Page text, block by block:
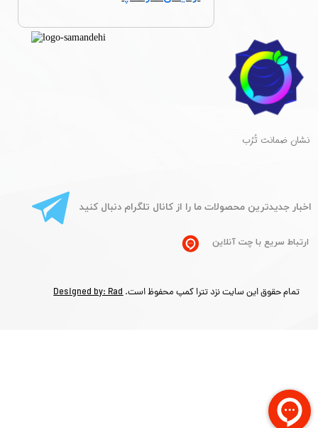
تمام حقوق این سایت نزد تترا کمپ محفوظ است.Designed by: Rad
​نشان ضمانت تُرُب
​اخبار جدیدترین محصولات ما را از کانال تلگرام دنبال کنید
ارتباط سریع با چت آنلاین